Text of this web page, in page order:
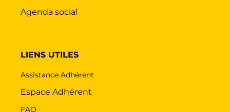
Agenda social
LIENS UTILES
Assistance Adhérent
Espace Adhérent
FAQ